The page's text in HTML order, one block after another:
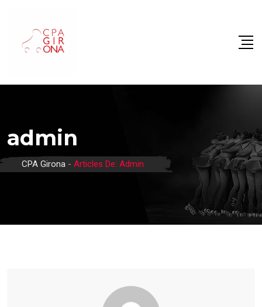
content
admin
CPA Girona - Articles De: Admin